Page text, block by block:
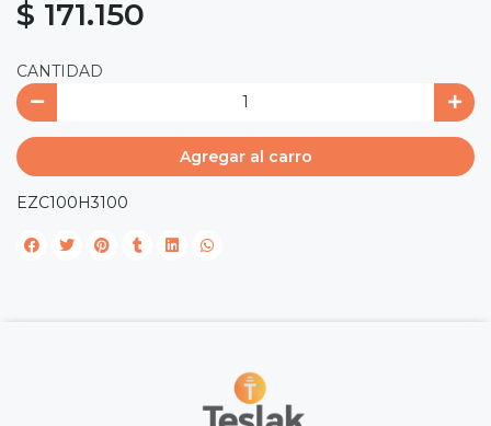
$ 171.150
CANTIDAD
Agregar al carro
EZC100H3100